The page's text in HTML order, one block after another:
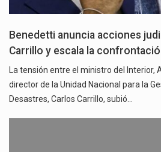
Benedetti anuncia acciones
Carrillo y escala la
La tensión entre el ministro del Interior,
director de la Unidad Nacional para la
Desastres, Carlos Carrillo, subió…